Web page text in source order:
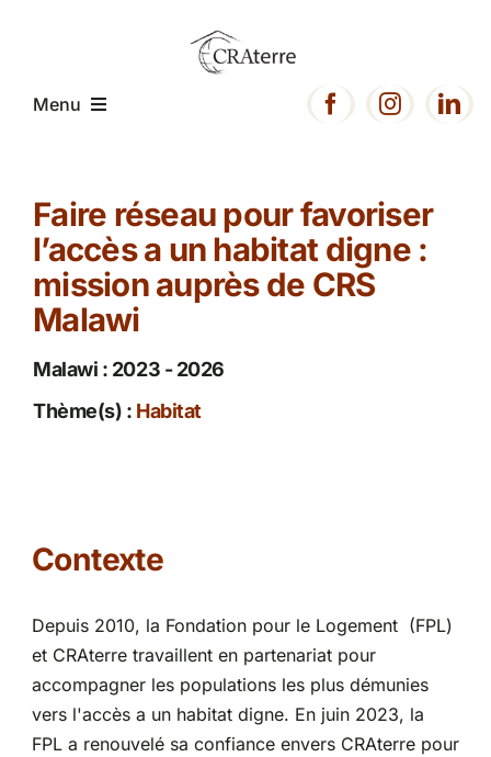
Menu
Présentation
Expertise
Projets
Partenariats
Faire réseau pour favoriser
l’accès a un habitat digne :
mission auprès de CRS
Malawi
Malawi : 2023 - 2026
Thème(s) : Habitat
Contexte
Depuis 2010, la Fondation pour le Logement (FPL)
et CRAterre travaillent en partenariat pour
accompagner les populations les plus démunies
vers l'accès a un habitat digne. En juin 2023, la
FPL a renouvelé sa confiance envers CRAterre pour